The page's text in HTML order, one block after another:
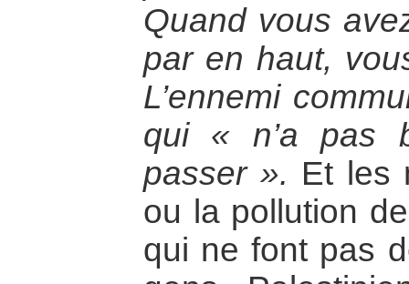
Quand vous
par en haut,
L’ennemi
qui « n’a pas
passer ». Et les
ou la pollution
qui ne font pas